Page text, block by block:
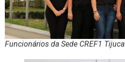
Funcionários da Sede CREF1 Tijuca